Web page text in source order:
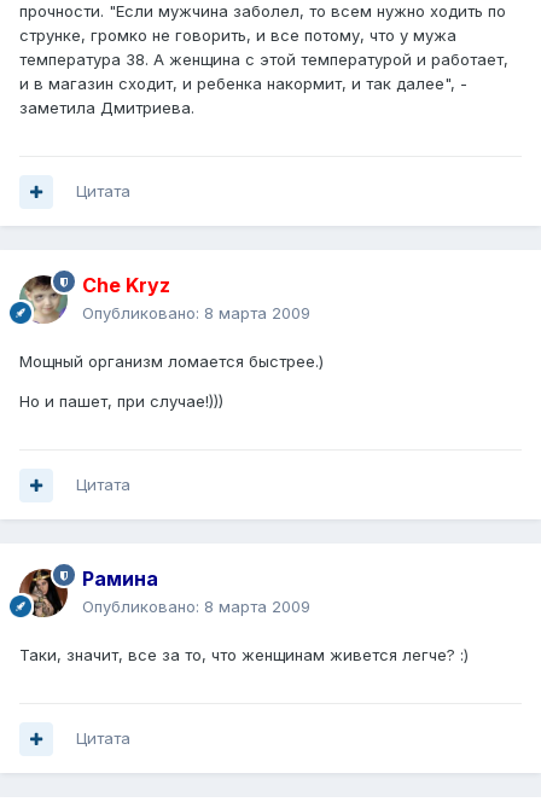
прочности. "Если мужчина заболел, то всем нужно ходить по
струнке, громко не говорить, и все потому, что у мужа
температура 38. А женщина с этой температурой и работает,
и в магазин сходит, и ребенка накормит, и так далее", -
заметила Дмитриева.
Цитата
Che Kryz
Опубликовано: 8 марта 2009
Мощный организм ломается быстрее.)
Но и пашет, при случае!)))
Цитата
Рамина
Опубликовано: 8 марта 2009
Таки, значит, все за то, что женщинам живется легче? :)
Цитата